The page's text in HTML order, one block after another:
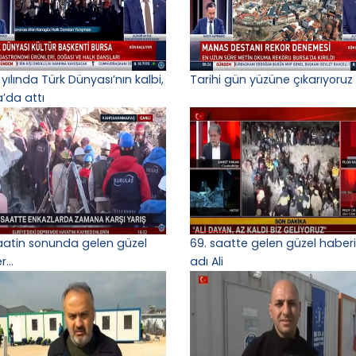
Türk Dünyası’nın kalbi,
attı
Tarihi gün yüzüne çıkarıyoruz
sonunda gelen güzel
69. saatte gelen güzel
adı Ali